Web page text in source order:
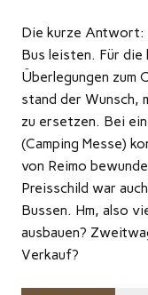
Die kurze Antwort:
Bus leisten. Für
Überlegungen zum
stand der Wunsch,
zu ersetzen. Bei
(Camping Messe)
von Reimo
Preisschild war
Bussen. Hm, also
ausbauen?
Verkauf?